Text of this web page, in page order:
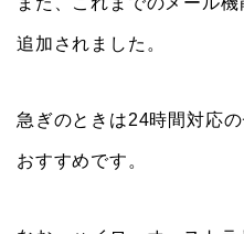
追加されました。
急ぎのときは24時間対応
おすすめです。